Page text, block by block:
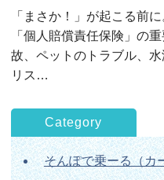
「まさか！」が起こる前
「個人賠償責任保険」の
故、ペットのトラブル、
リス…
Category
そんぽで乗ーる（カ